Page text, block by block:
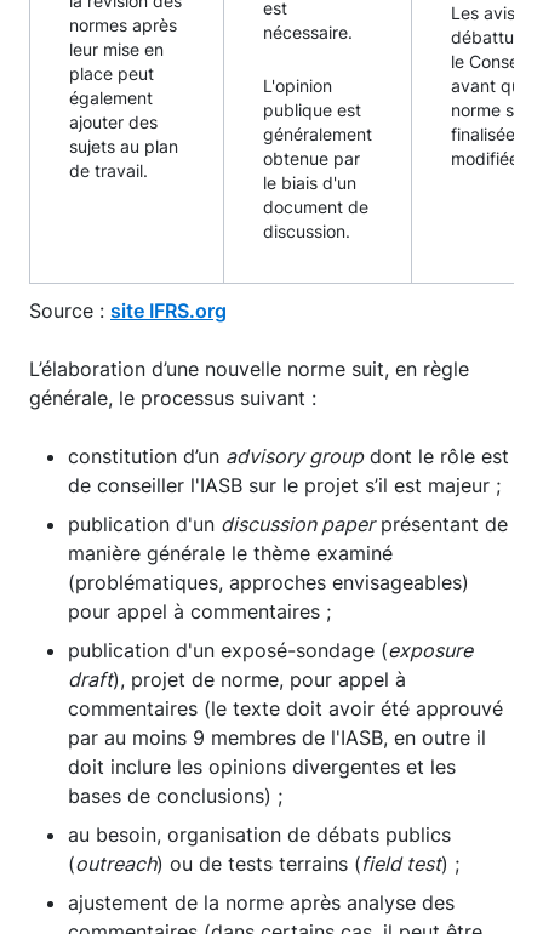
normes après
leur mise en
place peut
également
ajouter des
sujets au plan
de travail.
est
nécessaire.
L'opinion
publique est
généralement
obtenue par
le biais d'un
document de
discussion.
Les avis
débattus
le Conseil
avant
norme soit
finalisée ou
modifiée.
Source : site IFRS.org
L’élaboration d’une nouvelle norme suit, en règle
générale, le processus suivant :
constitution d’un advisory groupdont le rôle est
de conseiller l'IASB sur le projet s’il est majeur ;
publication d'un discussion paperprésentant de
manière générale le thème examiné
(problématiques, approches envisageables)
pour appel à commentaires ;
publication d'un exposé-sondage (exposure
draft), projet de norme, pour appel à
commentaires (le texte doit avoir été approuvé
par au moins 9 membres de l'IASB, en outre il
doit inclure les opinions divergentes et les
bases de conclusions) ;
au besoin, organisation de débats publics
(outreach) ou de tests terrains (field test) ;
ajustement de la norme après analyse des